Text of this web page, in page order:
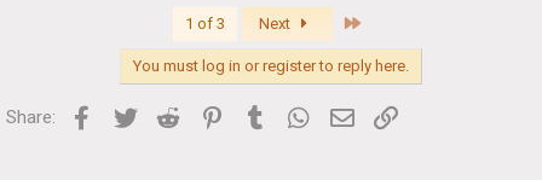
1 of 3 Next
You must log in or register to reply here.
Share: Facebook
Twitter Reddit PinterestTumblr WhatsApp
Email